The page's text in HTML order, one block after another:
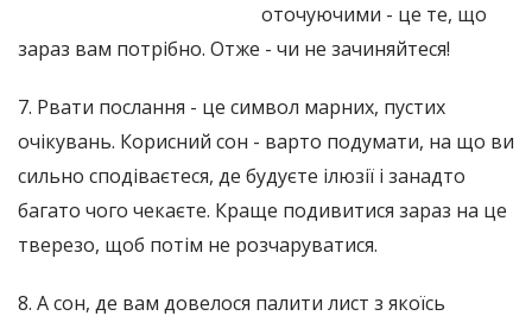
оточуючими - це те, що
зараз вам потрібно. Отже - чи не зачиняйтеся!
7. Рвати послання - це символ марних, пустих
очікувань. Корисний сон - варто подумати, на що ви
сильно сподіваєтеся, де будуєте ілюзії і занадто
багато чого чекаєте. Краще подивитися зараз на це
тверезо, щоб потім не розчаруватися.
8. А сон, де вам довелося палити лист з якоїсь